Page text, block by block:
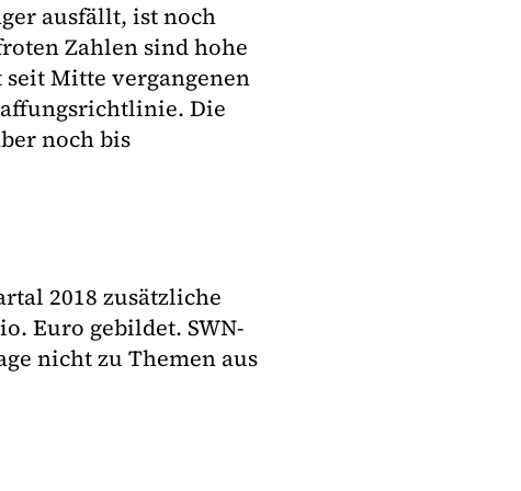
ausfällt, ist noch
Zahlen sind hohe
Mitte vergangenen
Die
noch bis
2018 zusätzliche
Euro gebildet. SWN-
nicht zu Themen aus